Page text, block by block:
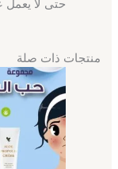
حتى لا يعمل
منتجات ذات صلة